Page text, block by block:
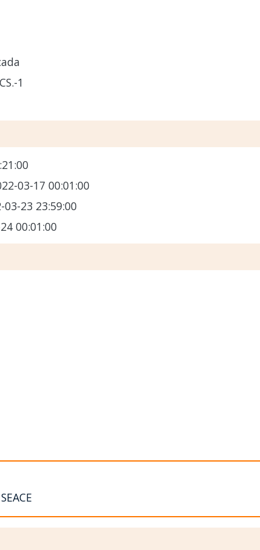
1
03-17 00:01:00
03-23 23:59:00
00:01:00